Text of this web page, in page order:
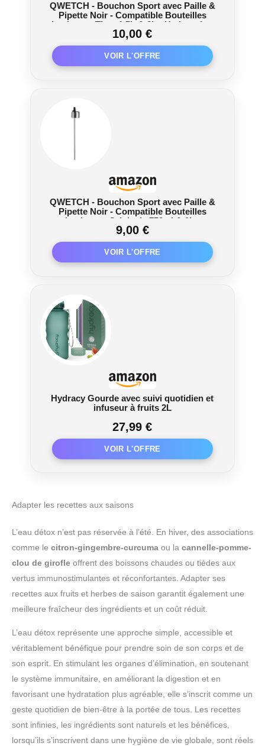
QWETCH - Bouchon Sport avec Paille &
Pipette Noir - Compatible Bouteilles
Isotherme Titan 1,5L & 2L - Hydratation
rapide et pratique
10,00 €
QWETCH - Bouchon Sport avec Paille &
Pipette Noir - Compatible Bouteilles
Isotherme Originals 750ml & 1L -
Hydratation rapide et pratique
9,00 €
Hydracy Gourde avec suivi quotidien et
infuseur à fruits 2L
27,99 €
Adapter les recettes aux saisons
L’eau détox n’est pas réservée à l’été. En hiver, des associations
comme le citron-gingembre-curcuma ou la cannelle-pomme-
clou de girofle offrent des boissons chaudes ou tièdes aux
vertus immunostimulantes et réconfortantes. Adapter ses
recettes aux fruits et herbes de saison garantit également une
meilleure fraîcheur des ingrédients et un coût réduit.
L’eau détox représente une approche simple, accessible et
véritablement bénéfique pour prendre soin de son corps et de
son esprit. En stimulant les organes d’élimination, en soutenant
le système immunitaire, en améliorant la digestion et en
favorisant une hydratation plus agréable, elle s’inscrit comme un
geste quotidien de bien-être à la portée de tous. Les recettes
sont infinies, les ingrédients sont naturels et les bénéfices,
lorsqu’ils s’inscrivent dans une hygiène de vie globale, sont réels